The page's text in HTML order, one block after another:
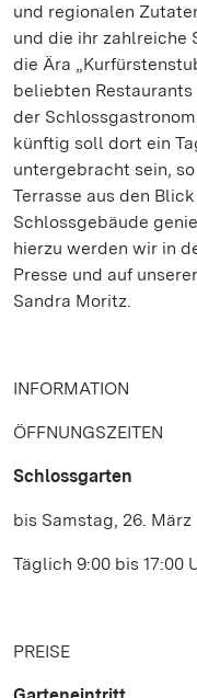
und regionalen
und die ihr zahlreiche
die Ära
beliebten
der
künftig soll dort ein
untergebracht sein,
Terrasse aus den
Schlossgebäude
hierzu werden wir in
Presse und auf
Sandra Moritz.
INFORMATION
ÖFFNUNGSZEITEN
Schlossgarten
bis Samstag, 26. März
Täglich 9:00 bis 17:00
PREISE